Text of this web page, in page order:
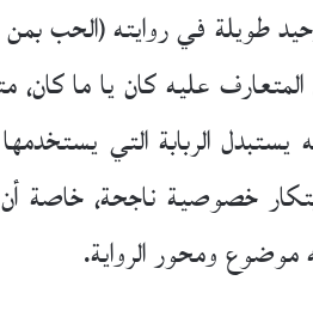
طويلة في روايته (الحب
المتعارف عليه كان يا ما
يستبدل الربابة التي
خصوصية ناجحة، خاصة أن
موضوع ومحور الرواية.